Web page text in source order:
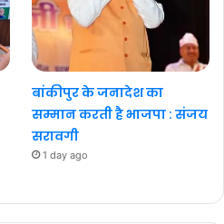
बांकीपुर के जनादेश का
सम्मान करती है भाजपा : संजय
सरावगी
1 day ago